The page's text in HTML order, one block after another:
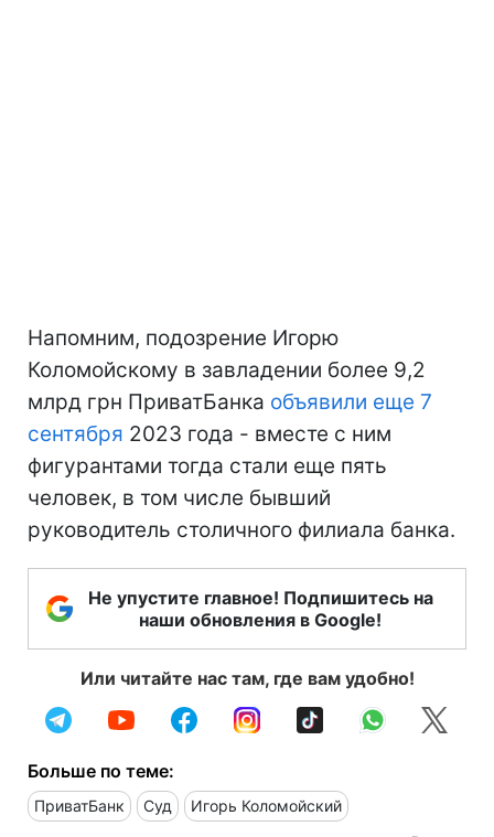
Напомним, подозрение Игорю
Коломойскому в завладении более 9,2
млрд грн ПриватБанка объявили еще 7
сентября 2023 года - вместе с ним
фигурантами тогда стали еще пять
человек, в том числе бывший
руководитель столичного филиала банка.
Не упустите главное! Подпишитесь на
наши обновления в Google!
Или читайте нас там, где вам удобно!
Больше по теме:
ПриватБанк Суд Игорь Коломойский